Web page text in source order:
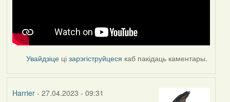
Увайдзіце цізарэгіструйцеся каб пакідаць каментары.
Harrier- 27.04.2023 - 09:31